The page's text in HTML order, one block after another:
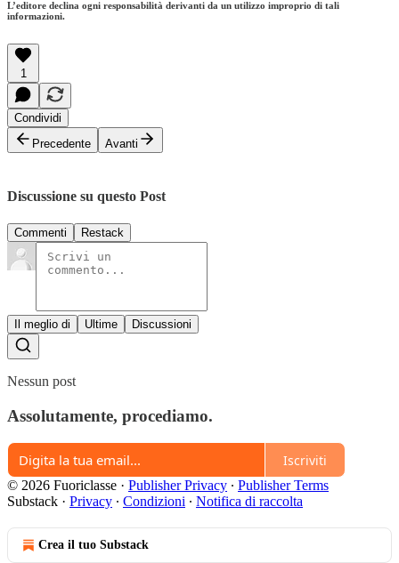
L’editore declina ogni responsabilità derivanti da un utilizzo improprio di tali
informazioni.
1
Condividi
Precedente
Avanti
Discussione su questo Post
Commenti Restack
Il meglio di Ultime Discussioni
Nessun post
Assolutamente, procediamo.
Iscriviti
© 2026 Fuoriclasse · Publisher Privacy ∙ Publisher Terms
Substack · Privacy ∙ Condizioni ∙ Notifica di raccolta
Crea il tuo Substack